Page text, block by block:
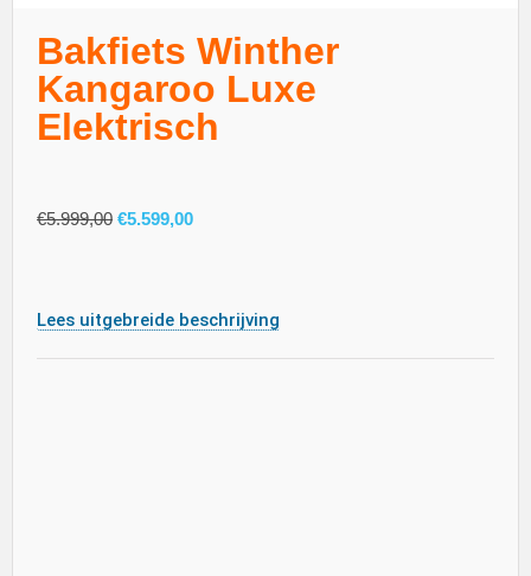
Bakfiets Winther
Kangaroo Luxe
Elektrisch
€5.999,00 €5.599,00
Lees uitgebreide beschrijving